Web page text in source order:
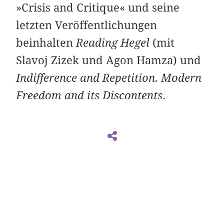
»Crisis and Critique« und seine
letzten Veröffentlichungen
beinhalten Reading Hegel (mit
Slavoj Zizek und Agon Hamza) und
Indifference and Repetition. Modern
Freedom and its Discontents.